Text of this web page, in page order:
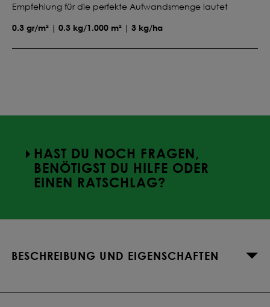
Empfehlung für die perfekte Aufwandsmenge lautet
0.3 gr/m² | 0.3 kg/1.000 m² | 3 kg/ha
HAST DU NOCH FRAGEN,
BENÖTIGST DU HILFE ODER
EINEN RATSCHLAG?
BESCHREIBUNG UND EIGENSCHAFTEN